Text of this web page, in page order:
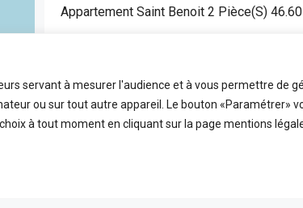
servant à mesurer l'audience et à vous permettre de
ou sur tout autre appareil. Le bouton «Paramétrer»
à tout moment en cliquant sur la page mentions
Appartement Saint Benoit 2 Pièce(s)
2
Pièces
FDA7472
Référence
46.6
m2